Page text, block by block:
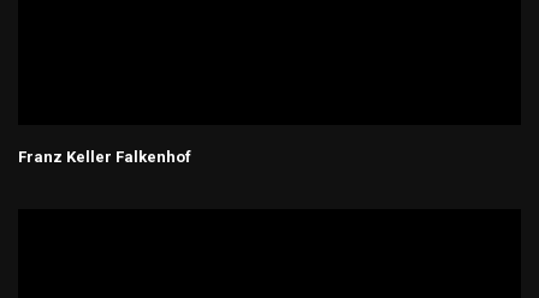
Franz Keller Falkenhof